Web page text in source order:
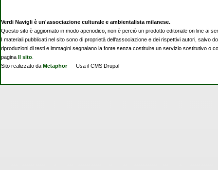
Verdi Navigli è un'associazione culturale e ambientalista milanese.
Questo sito è aggiornato in modo aperiodico, non è perciò un prodotto editoriale on line ai
I materiali pubblicati nel sito sono di proprietà dell'associazione e dei rispettivi autori, salvo
riproduzioni di testi e immagini segnalano la fonte senza costituire un servizio sostitutivo o
pagina Il sito
Sito realizzato da Metaphor--- Usa il CMS Drupal